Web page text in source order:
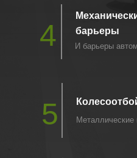
И барьеры
барьеры
Металлические
4
5